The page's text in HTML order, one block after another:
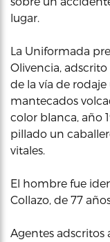
lugar.
La Uniformada
Olivencia, adscrito
de la vía de
mantecados
color blanca, año
pillado un
vitales.
El hombre fue
Collazo, de 77
Agentes adscritos